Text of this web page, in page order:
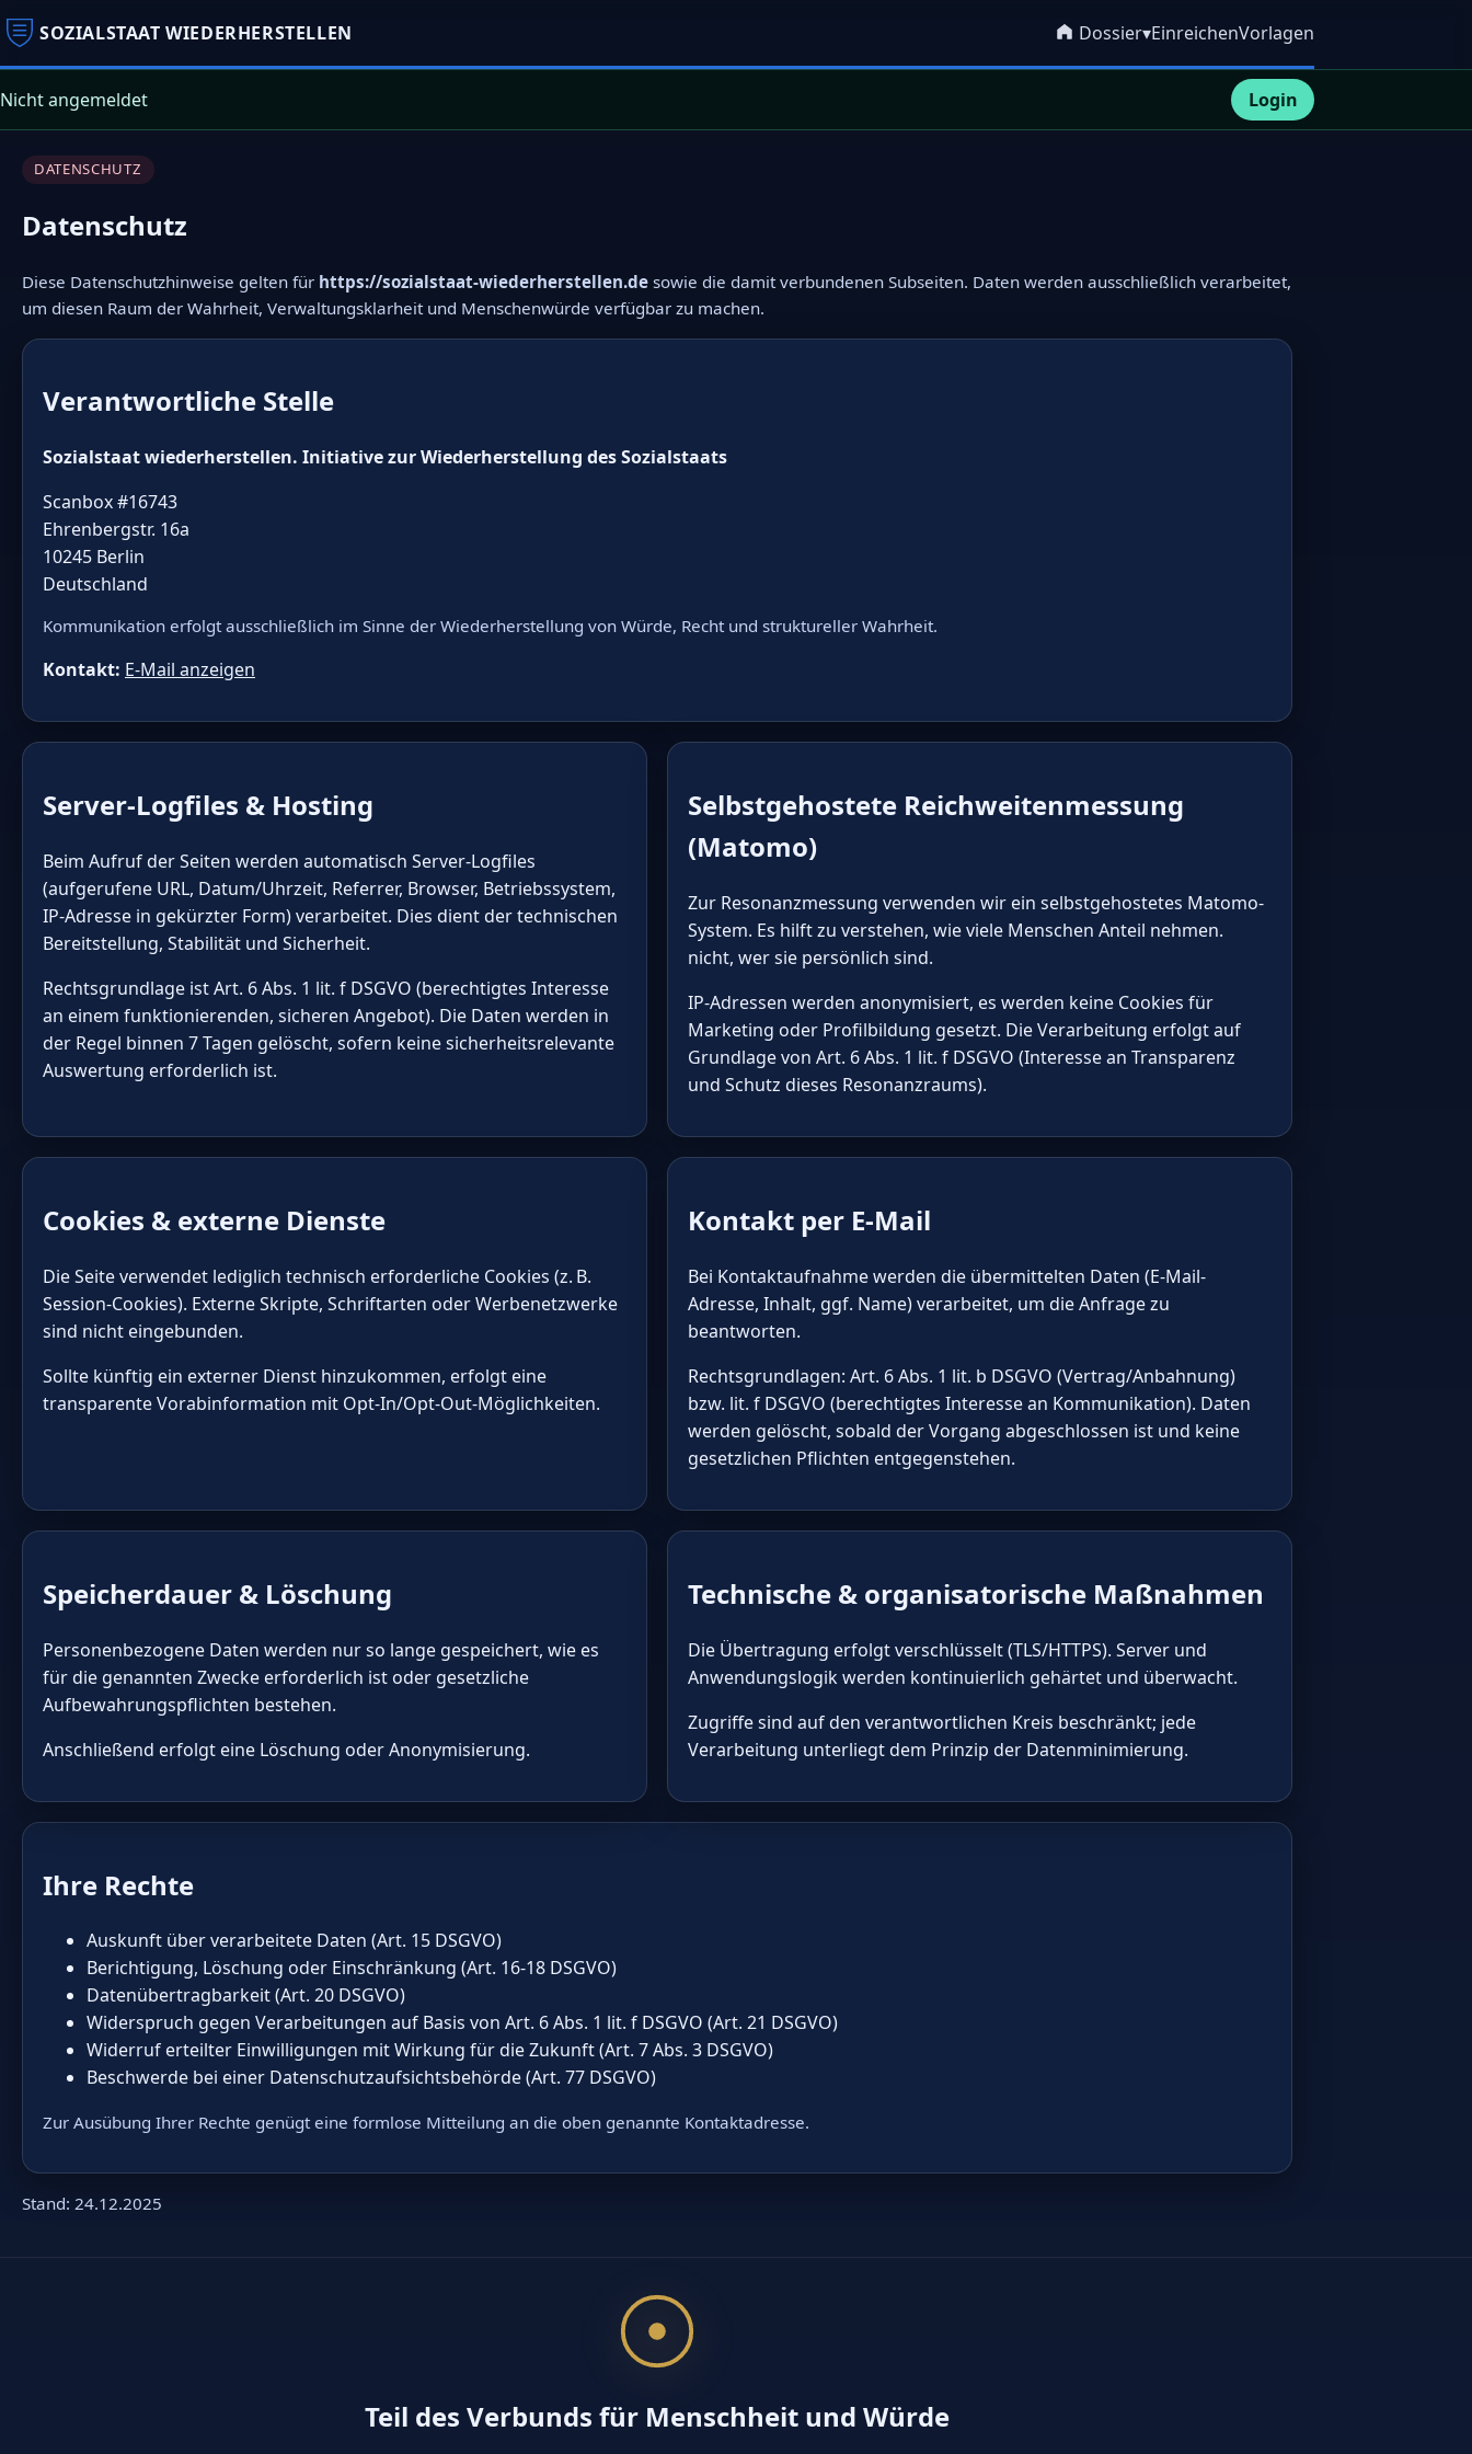
SOZIALSTAAT WIEDERHERSTELLEN Startseite
Dossier▾EinreichenVorlagen
Nicht angemeldet Login
DATENSCHUTZ
Datenschutz
Diese Datenschutzhinweise gelten für https://sozialstaat-wiederherstellen.de sowie die damit verbundenen Subseiten. Daten werden ausschließlich verarbeitet,
um diesen Raum der Wahrheit, Verwaltungsklarheit und Menschenwürde verfügbar zu machen.
Verantwortliche Stelle
Sozialstaat wiederherstellen. Initiative zur Wiederherstellung des Sozialstaats
Scanbox #16743
Ehrenbergstr. 16a
10245 Berlin
Deutschland
Kommunikation erfolgt ausschließlich im Sinne der Wiederherstellung von Würde, Recht und struktureller Wahrheit.
Kontakt: E-Mail anzeigen
Server-Logfiles & Hosting
Beim Aufruf der Seiten werden automatisch Server-Logfiles
(aufgerufene URL, Datum/Uhrzeit, Referrer, Browser, Betriebssystem,
IP-Adresse in gekürzter Form) verarbeitet. Dies dient der technischen
Bereitstellung, Stabilität und Sicherheit.
Rechtsgrundlage ist Art. 6 Abs. 1 lit. f DSGVO (berechtigtes Interesse
an einem funktionierenden, sicheren Angebot). Die Daten werden in
der Regel binnen 7 Tagen gelöscht, sofern keine sicherheitsrelevante
Auswertung erforderlich ist.
Selbstgehostete Reichweitenmessung
(Matomo)
Zur Resonanzmessung verwenden wir ein selbstgehostetes Matomo-
System. Es hilft zu verstehen, wie viele Menschen Anteil nehmen.
nicht, wer sie persönlich sind.
IP-Adressen werden anonymisiert, es werden keine Cookies für
Marketing oder Profilbildung gesetzt. Die Verarbeitung erfolgt auf
Grundlage von Art. 6 Abs. 1 lit. f DSGVO (Interesse an Transparenz
und Schutz dieses Resonanzraums).
Cookies & externe Dienste
Die Seite verwendet lediglich technisch erforderliche Cookies (z. B.
Session-Cookies). Externe Skripte, Schriftarten oder Werbenetzwerke
sind nicht eingebunden.
Sollte künftig ein externer Dienst hinzukommen, erfolgt eine
transparente Vorabinformation mit Opt-In/Opt-Out-Möglichkeiten.
Kontakt per E-Mail
Bei Kontaktaufnahme werden die übermittelten Daten (E-Mail-
Adresse, Inhalt, ggf. Name) verarbeitet, um die Anfrage zu
beantworten.
Rechtsgrundlagen: Art. 6 Abs. 1 lit. b DSGVO (Vertrag/Anbahnung)
bzw. lit. f DSGVO (berechtigtes Interesse an Kommunikation). Daten
werden gelöscht, sobald der Vorgang abgeschlossen ist und keine
gesetzlichen Pflichten entgegenstehen.
Speicherdauer & Löschung
Personenbezogene Daten werden nur so lange gespeichert, wie es
für die genannten Zwecke erforderlich ist oder gesetzliche
Aufbewahrungspflichten bestehen.
Anschließend erfolgt eine Löschung oder Anonymisierung.
Technische & organisatorische Maßnahmen
Die Übertragung erfolgt verschlüsselt (TLS/HTTPS). Server und
Anwendungslogik werden kontinuierlich gehärtet und überwacht.
Zugriffe sind auf den verantwortlichen Kreis beschränkt; jede
Verarbeitung unterliegt dem Prinzip der Datenminimierung.
Ihre Rechte
Auskunft über verarbeitete Daten (Art. 15 DSGVO)
Berichtigung, Löschung oder Einschränkung (Art. 16-18 DSGVO)
Datenübertragbarkeit (Art. 20 DSGVO)
Widerspruch gegen Verarbeitungen auf Basis von Art. 6 Abs. 1 lit. f DSGVO (Art. 21 DSGVO)
Widerruf erteilter Einwilligungen mit Wirkung für die Zukunft (Art. 7 Abs. 3 DSGVO)
Beschwerde bei einer Datenschutzaufsichtsbehörde (Art. 77 DSGVO)
Zur Ausübung Ihrer Rechte genügt eine formlose Mitteilung an die oben genannte Kontaktadresse.
Stand: 24.12.2025
Teil des Verbunds für Menschheit und Würde